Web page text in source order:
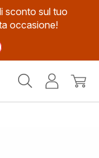
sconto sul tuo
occasione!
Il